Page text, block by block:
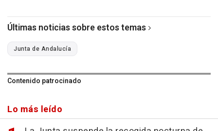
Últimas noticias sobre estos temas
Junta de Andalucía
Contenido patrocinado
Lo más leído